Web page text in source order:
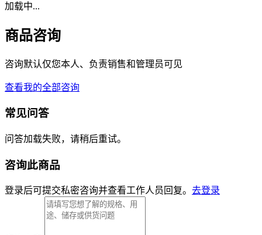
加载中...
商品咨询
咨询默认仅您本人、负责销售和管理员可见
查看我的全部咨询
常见问答
问答加载失败，请稍后重试。
咨询此商品
登录后可提交私密咨询并查看工作人员回复。 去登录